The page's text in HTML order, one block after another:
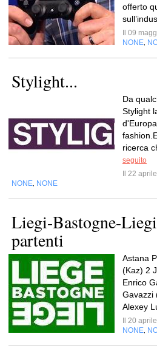
offerto
Il 09
NONE
Stylight...
Da
Stylight
ricerca
seguito
Il 22
NONE NONE
Liegi-Bastogne-
partenti
Astana
(Kaz) 2
Enrico
Gavazzi
Alexey
Il 20
NONE